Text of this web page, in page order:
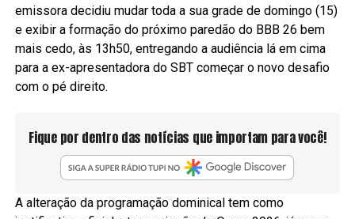
emissora decidiu mudar toda a sua grade de domingo (15)
e exibir a formação do próximo paredão do BBB 26 bem
mais cedo, às 13h50, entregando a audiência lá em cima
para a ex-apresentadora do SBT começar o novo desafio
com o pé direito.
Fique por dentro das notícias que importam para você!
A alteração da programação dominical tem como